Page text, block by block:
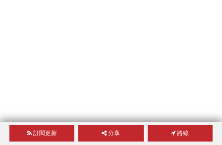
訂閱更新 分享 路線